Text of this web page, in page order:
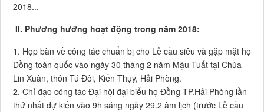
2018...
II. Phương hướng hoạt động trong năm 2018:
1. Họp bàn về công tác chuẩn bị cho Lễ cầu siêu và gặp mặt họ
Đồng toàn quốc vào ngày 30 tháng 2 năm Mậu Tuất tại Chùa
Lin Xuân, thôn Tú Đôi, Kiến Thụy, Hải Phòng.
2. Chỉ đạo công tác Đại hội đại biểu họ Đồng TP.Hải Phòng lần
thứ nhất dự kiến vào 9h sáng ngày 29.2 âm lịch (trước Lễ cầu